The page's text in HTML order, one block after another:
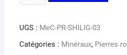
de
lingam
pierre
UGS : MeC-PR-SHILIG-03
Catégories : Minéraux, Pierres